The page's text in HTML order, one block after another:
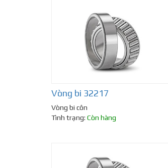
Vòng bi 32217
Vòng bi côn
Tình trạng: Còn hàng